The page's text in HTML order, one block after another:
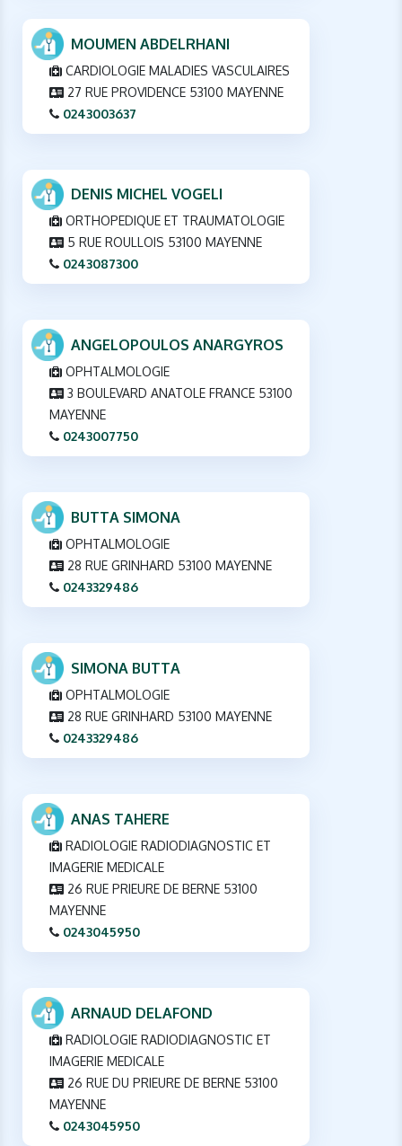
MOUMEN ABDELRHANI
CARDIOLOGIE MALADIES VASCULAIRES
27 RUE PROVIDENCE 53100 MAYENNE
0243003637
DENIS MICHEL VOGELI
ORTHOPEDIQUE ET TRAUMATOLOGIE
5 RUE ROULLOIS 53100 MAYENNE
0243087300
ANGELOPOULOS ANARGYROS
OPHTALMOLOGIE
3 BOULEVARD ANATOLE FRANCE 53100
MAYENNE
0243007750
BUTTA SIMONA
OPHTALMOLOGIE
28 RUE GRINHARD 53100 MAYENNE
0243329486
SIMONA BUTTA
OPHTALMOLOGIE
28 RUE GRINHARD 53100 MAYENNE
0243329486
ANAS TAHERE
RADIOLOGIE RADIODIAGNOSTIC ET
IMAGERIE MEDICALE
26 RUE PRIEURE DE BERNE 53100
MAYENNE
0243045950
ARNAUD DELAFOND
RADIOLOGIE RADIODIAGNOSTIC ET
IMAGERIE MEDICALE
26 RUE DU PRIEURE DE BERNE 53100
MAYENNE
0243045950